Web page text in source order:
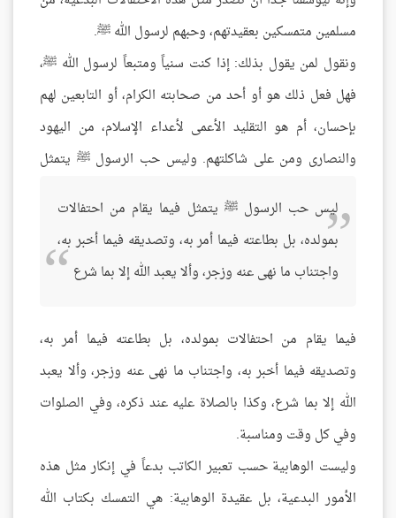
مسلمين متمسكين بعقيدتهم، وحبهم لرسول الله ﷺ.
ونقول لمن يقول بذلك: إذا كنت سنياً ومتبعاً لرسول الله ﷺ،
فهل فعل ذلك هو أو أحد من صحابته الكرام، أو التابعين لهم
بإحسان، أم هو التقليد الأعمى لأعداء الإسلام، من اليهود
والنصارى ومن على شاكلتهم.
ليس حب الرسول ﷺ يتمثل فيما يقام من احتفالات
بمولده، بل بطاعته فيما أمر به، وتصديقه فيما أخبر به،
واجتناب ما نهى عنه وزجر، وألا يعبد الله إلا بما شرع
وليس حب الرسول ﷺ يتمثل
فيما يقام من احتفالات بمولده، بل بطاعته فيما أمر به،
وتصديقه فيما أخبر به، واجتناب ما نهى عنه وزجر، وألا يعبد
الله إلا بما شرع، وكذا بالصلاة عليه عند ذكره، وفي الصلوات
وفي كل وقت ومناسبة.
وليست الوهابية حسب تعبير الكاتب بدعاً في إنكار مثل هذه
الأمور البدعية، بل عقيدة الوهابية: هي التمسك بكتاب الله